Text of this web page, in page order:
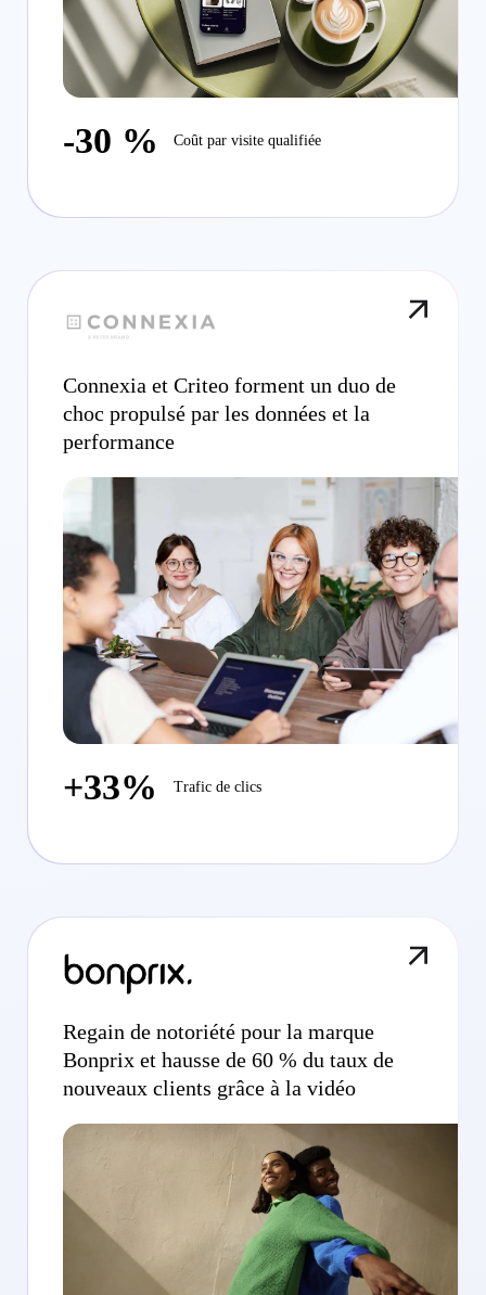
-30 % Coût par visite qualifiée
Connexia et Criteo forment un duo de
choc propulsé par les données et la
performance
+33% Trafic de clics
Regain de notoriété pour la marque
Bonprix et hausse de 60 % du taux de
nouveaux clients grâce à la vidéo